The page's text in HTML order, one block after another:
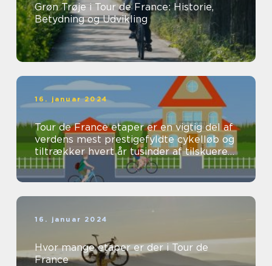
Grøn Trøje i Tour de France: Historie,
Betydning og Udvikling
16. januar 2024
Tour de France etaper er en vigtig del af
verdens mest prestigefyldte cykelløb og
tiltrækker hvert år tusinder af tilskuere
og seere fra hele verden...
16. januar 2024
Hvor mange etaper er der i Tour de
France